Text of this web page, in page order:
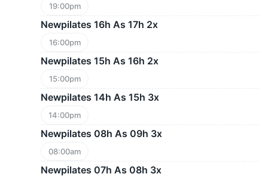
19:00pm
Newpilates 16h As 17h 2x
16:00pm
Newpilates 15h As 16h 2x
15:00pm
Newpilates 14h As 15h 3x
14:00pm
Newpilates 08h As 09h 3x
08:00am
Newpilates 07h As 08h 3x